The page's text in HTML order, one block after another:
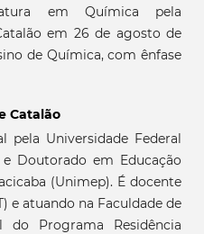
em Química pela
em 26 de agosto de
de Química, com ênfase
Catalão
pela Universidade Federal
e Doutorado em Educação
(Unimep). É docente
e atuando na Faculdade de
do Programa Residência